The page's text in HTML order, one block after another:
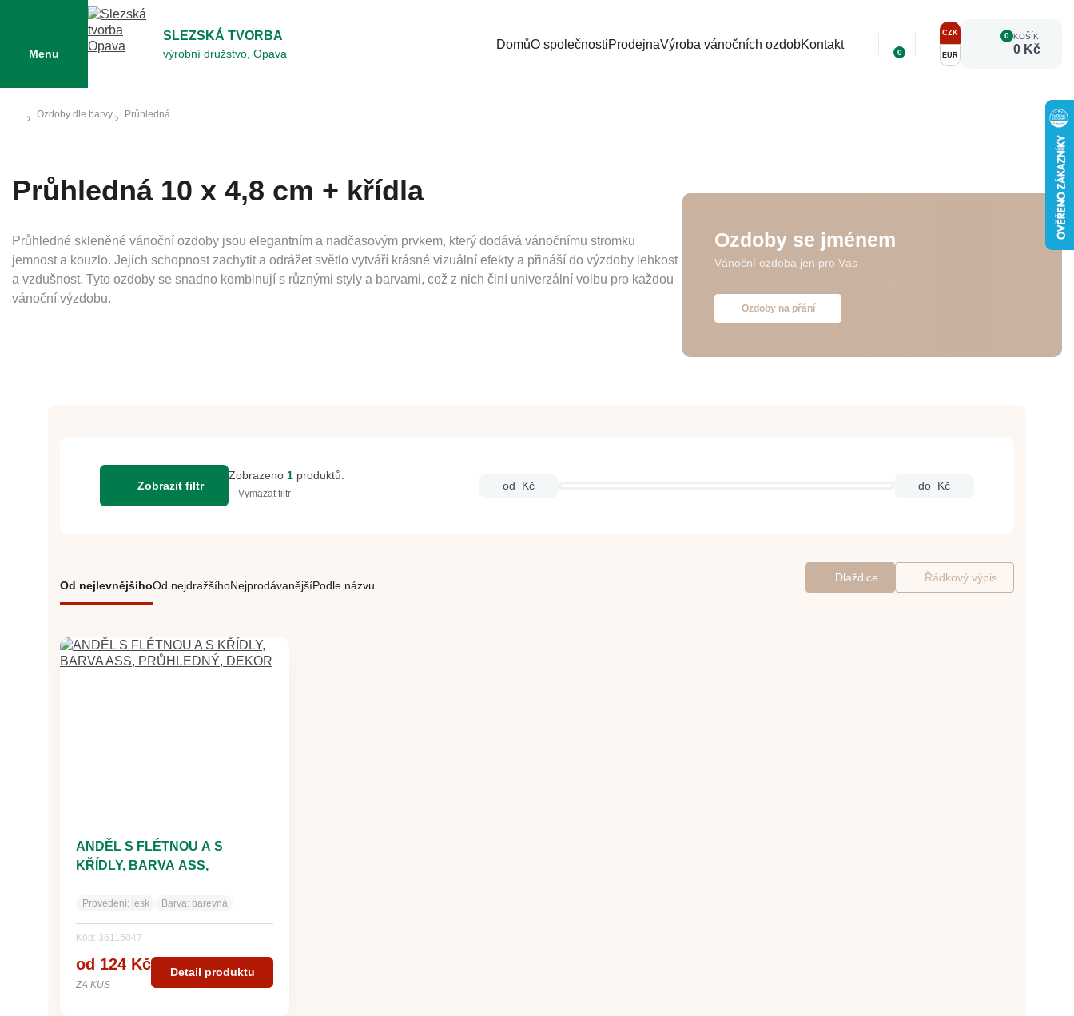
Menu
SLEZSKÁ TVORBA
výrobní družstvo, Opava
DomůO společnostiProdejnaVýroba vánočních ozdobKontakt
0
CZK
EUR
0 KOŠÍK
0 Kč
Ozdoby dle barvy Průhledná
Průhledná 10 x 4,8 cm + křídla
Průhledné skleněné vánoční ozdoby jsou elegantním a nadčasovým prvkem, který dodává vánočnímu stromku
jemnost a kouzlo. Jejich schopnost zachytit a odrážet světlo vytváří krásné vizuální efekty a přináší do výzdoby lehkost
a vzdušnost. Tyto ozdoby se snadno kombinují s různými styly a barvami, což z nich činí univerzální volbu pro každou
vánoční výzdobu.
Ozdoby se jménem
Vánoční ozdoba jen pro Vás
Ozdoby na přání
Zobrazit filtr
Zobrazeno 1 produktů.
Vymazat filtr
od Kč do Kč
Od nejlevnějšíhoOd nejdražšíhoNejprodávanějšíPodle názvu
Dlaždice Řádkový výpis
ANDĚL S FLÉTNOU A S
KŘÍDLY, BARVA ASS,
Provedení: lesk Barva: barevná
Kód: 36115047
od 124 Kč
ZA KUS
Detail produktu